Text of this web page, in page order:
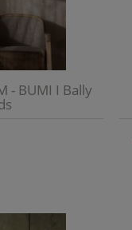
- BUMI I Bally